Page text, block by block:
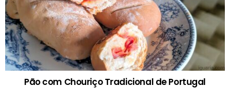
Pão com Chouriço Tradicional de Portugal